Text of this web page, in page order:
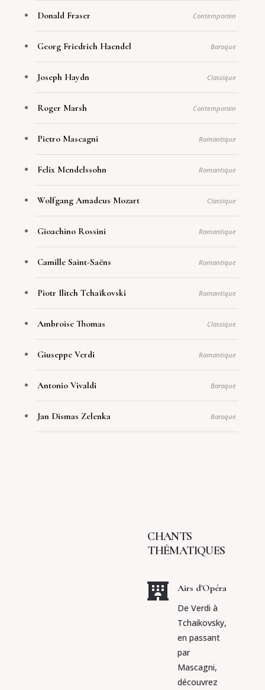
Donald Fraser Contemporain
Georg Friedrich Haendel Baroque
Joseph Haydn Classique
Roger Marsh Contemporain
Pietro Mascagni Romantique
Felix Mendelssohn Romantique
Wolfgang Amadeus Mozart Classique
Gioachino Rossini Romantique
Camille Saint-Saëns Romantique
Piotr Ilitch Tchaïkovski Romantique
Ambroise Thomas Classique
Giuseppe Verdi Romantique
Antonio Vivaldi Baroque
Jan Dismas Zelenka Baroque
CHANTS
THÉMATIQUES
 Airs d'Opéra
De Verdi à
Tchaikovsky,
en passant
par
Mascagni,
découvrez